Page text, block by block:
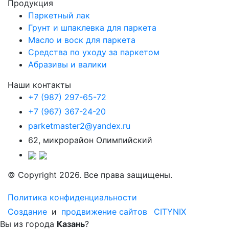
Продукция
Паркетный лак
Грунт и шпаклевка для паркета
Масло и воск для паркета
Средства по уходу за паркетом
Абразивы и валики
Наши контакты
+7 (987) 297-65-72
+7 (967) 367-24-20
parketmaster2@yandex.ru
62, микрорайон Олимпийский
© Copyright 2026. Все права защищены.
Политика конфиденциальности
Создание и продвижение сайтов
CITYNIX
Вы из города Казань?